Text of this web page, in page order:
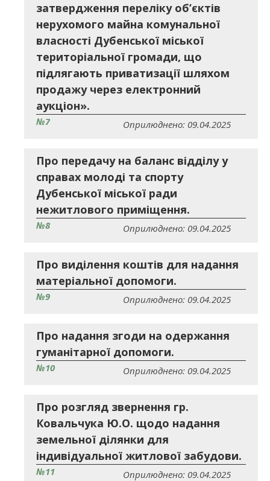
затвердження переліку об’єктів
нерухомого майна комунальної
власності Дубенської міської
територіальної громади, що
підлягають приватизації шляхом
продажу через електронний
аукціон».
№7 Оприлюднено: 09.04.2025
Про передачу на баланс відділу у
справах молоді та спорту
Дубенської міської ради
нежитлового приміщення.
№8 Оприлюднено: 09.04.2025
Про виділення коштів для надання
матеріальної допомоги.
№9 Оприлюднено: 09.04.2025
Про надання згоди на одержання
гуманітарної допомоги.
№10 Оприлюднено: 09.04.2025
Про розгляд звернення гр.
Ковальчука Ю.О. щодо надання
земельної ділянки для
індивідуальної житлової забудови.
№11 Оприлюднено: 09.04.2025